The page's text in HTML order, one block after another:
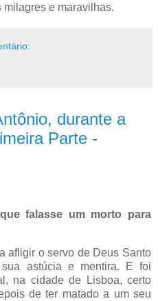
e maravilhas.
durante a
Parte -
falasse um morto para
afligir o servo de Deus Santo
astúcia e mentira. E foi
na cidade de Lisboa, certo
de ter matado a um seu